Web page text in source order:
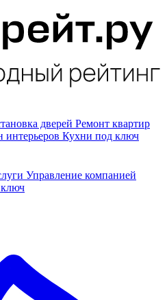
дверей Ремонт квартир
интерьеров Кухни под ключ
Управление компанией